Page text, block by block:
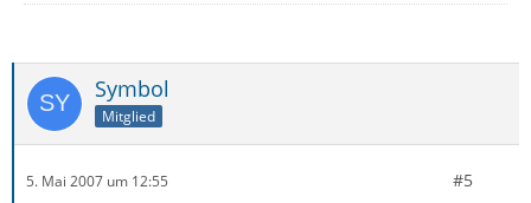
Symbol
Mitglied
5. Mai 2007 um 12:55 #5